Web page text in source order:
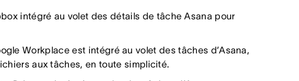
intégré au volet des détails de tâche Asana pour
Workplace est intégré au volet des tâches d’Asana,
aux tâches, en toute simplicité.